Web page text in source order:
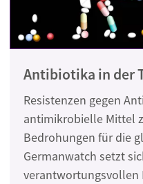
Antibiotika in der
Resistenzen gegen
antimikrobielle Mittel
Bedrohungen für die
Germanwatch setzt
verantwortungsvollen